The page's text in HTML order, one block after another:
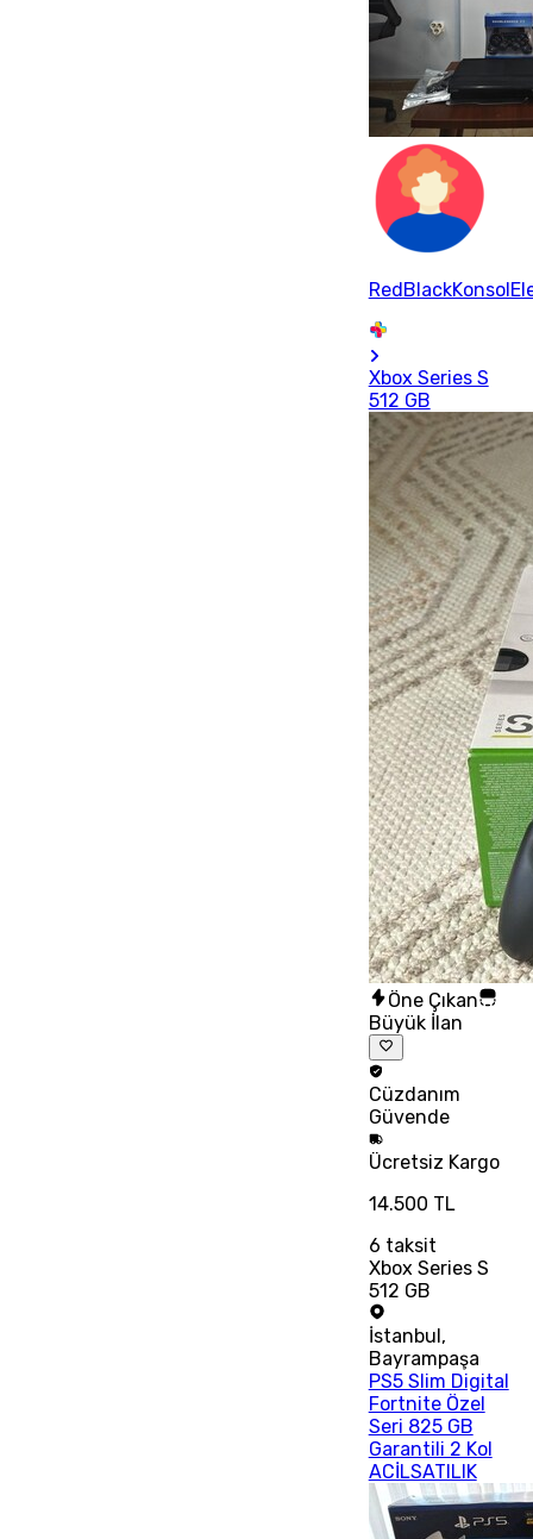
Xbox Series S
512 GB
Öne Çıkan
Büyük İlan
Cüzdanım
Güvende
Ücretsiz Kargo
14.500 TL
6 taksit
Xbox Series S
512 GB
İstanbul ,
Bayrampaşa
PS5 Slim Digital
Fortnite Özel
Seri 825 GB
Garantili 2 Kol
ACİLSATILIK